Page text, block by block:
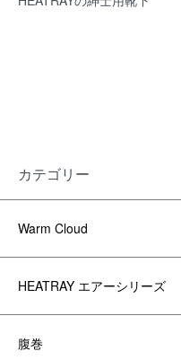
カテゴリー
Warm Cloud
HEATRAY エアーシリーズ
腹巻